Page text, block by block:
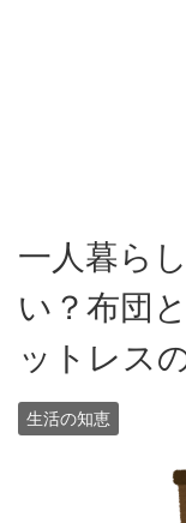
一人暮ら
い？布団
ットレス
生活の知恵